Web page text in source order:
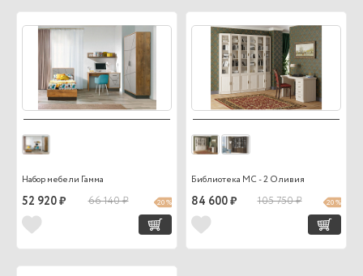
Набор мебели Гамма
52 920 ₽ 66 140 ₽ 20 %
Библиотека МС - 2 Оливия
84 600 ₽ 105 750 ₽ 20 %